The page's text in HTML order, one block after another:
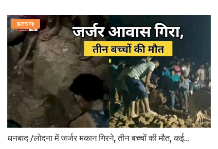
झारखण्ड
धनबाद /लोदना में जर्जर मकान गिरने, तीन बच्चों की मौत, कई...